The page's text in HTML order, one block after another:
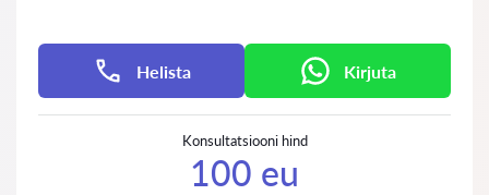
Helista Kirjuta
Konsultatsiooni hind
100 eu